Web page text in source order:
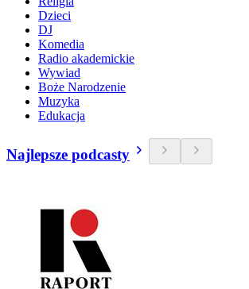
Dzieci
DJ
Komedia
Radio akademickie
Wywiad
Boże Narodzenie
Muzyka
Edukacja
Najlepsze podcasty